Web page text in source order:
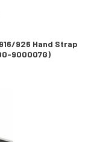
926 Hand Strap
900007G)